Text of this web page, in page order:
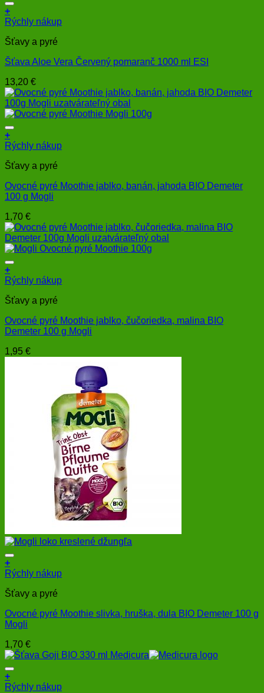
+
Rýchly nákup
Šťavy a pyré
Šťava Aloe Vera Červený pomaranč 1000 ml ESI
13,20 €
+
Rýchly nákup
Šťavy a pyré
Ovocné pyré Moothie jablko, banán, jahoda BIO Demeter
100 g Mogli
1,70 €
+
Rýchly nákup
Šťavy a pyré
Ovocné pyré Moothie jablko, čučoriedka, malina BIO
Demeter 100 g Mogli
1,95 €
+
Rýchly nákup
Šťavy a pyré
Ovocné pyré Moothie slivka, hruška, dula BIO Demeter 100 g
Mogli
1,70 €
+
Rýchly nákup